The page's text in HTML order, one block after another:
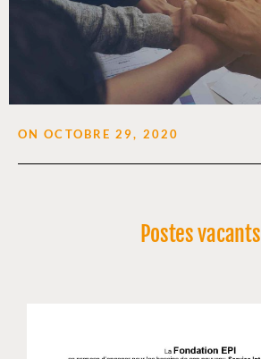
ON OCTOBRE 29, 2020
Postes vacants